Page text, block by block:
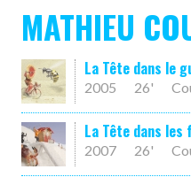
MATHIEU
La Tête dans le
2005 26'
La Tête dans les
2007 26'